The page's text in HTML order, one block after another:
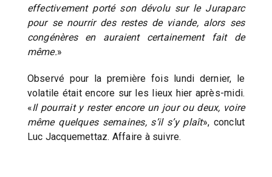
effectivement porté son dévolu sur le Juraparc
pour se nourrir des restes de viande, alors ses
congénères en auraient certainement fait de
même.»
Observé pour la première fois lundi dernier, le
volatile était encore sur les lieux hier après-midi.
«Il pourrait y rester encore un jour ou deux, voire
même quelques semaines, s’il s’y plaît», conclut
Luc Jacquemettaz. Affaire à suivre.